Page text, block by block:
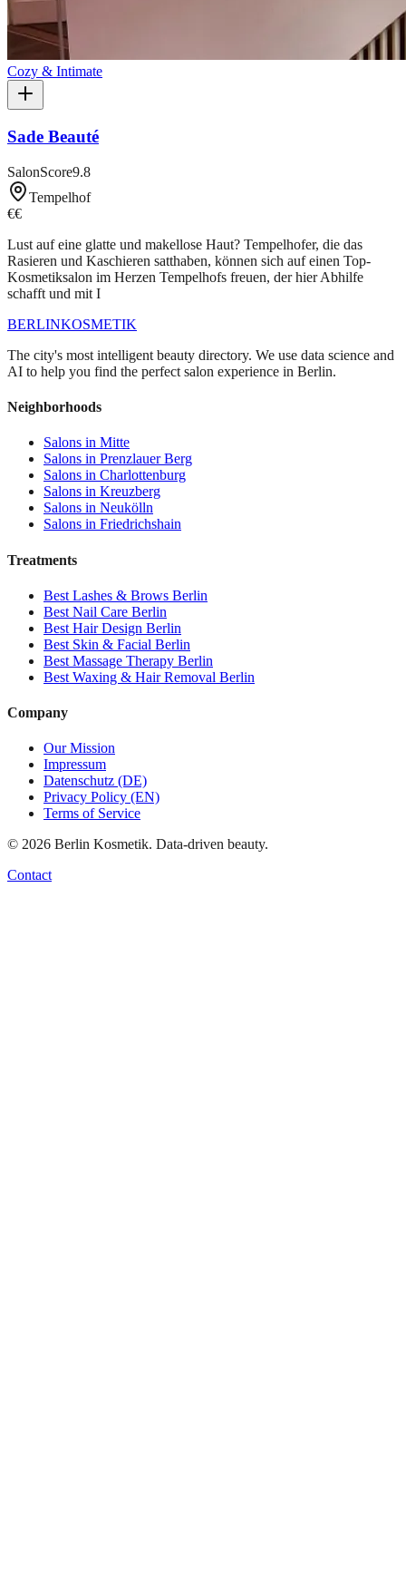
Cozy & Intimate
Sade Beauté
SalonScore9.8
Tempelhof
€€
Lust auf eine glatte und makellose Haut? Tempelhofer, die das
Rasieren und Kaschieren satthaben, können sich auf einen Top-
Kosmetiksalon im Herzen Tempelhofs freuen, der hier Abhilfe
schafft und mit I
BERLINKOSMETIK
The city's most intelligent beauty directory. We use data science and
AI to help you find the perfect salon experience in Berlin.
Neighborhoods
Salons in Mitte
Salons in Prenzlauer Berg
Salons in Charlottenburg
Salons in Kreuzberg
Salons in Neukölln
Salons in Friedrichshain
Treatments
Best Lashes & Brows Berlin
Best Nail Care Berlin
Best Hair Design Berlin
Best Skin & Facial Berlin
Best Massage Therapy Berlin
Best Waxing & Hair Removal Berlin
Company
Our Mission
Impressum
Datenschutz (DE)
Privacy Policy (EN)
Terms of Service
© 2026 Berlin Kosmetik. Data-driven beauty.
Contact